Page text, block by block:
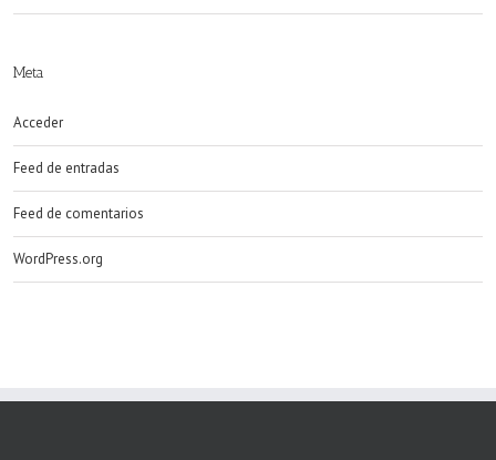
Meta
Acceder
Feed de entradas
Feed de comentarios
WordPress.org